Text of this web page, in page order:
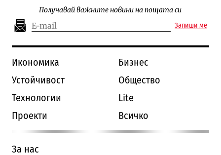
Получавай важните новини на пощата си
Запиши ме
Икономика
Бизнес
Устойчивост
Общество
Технологии
Lite
Проекти
Всичко
За нас